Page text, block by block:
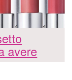
avere